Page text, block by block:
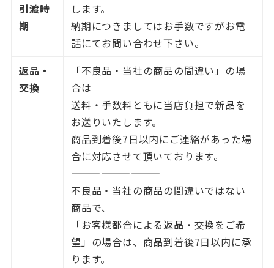
引渡時
期
します。
納期につきましてはお手数ですがお電
話にてお問い合わせ下さい。
返品・
交換
「不良品・当社の商品の間違い」の場
合は
送料・手数料ともに当店負担で新品を
お送りいたします。
商品到着後7日以内にご連絡があった場
合に対応させて頂いております。
—————————
不良品・当社の商品の間違いではない
商品で、
「お客様都合による返品・交換をご希
望」の場合は、商品到着後7日以内に承
ります。